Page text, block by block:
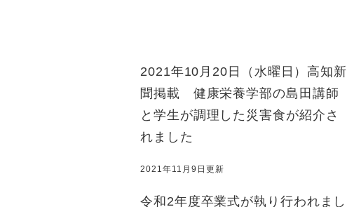
2021年10月20日（水曜日）高知新
聞掲載 健康栄養学部の島田講師
と学生が調理した災害食が紹介さ
れました
2021年11月9日更新
令和2年度卒業式が執り行われまし